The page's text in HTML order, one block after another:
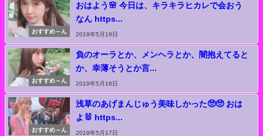
おすすめ～ん
おはよう🌸 今日は、キラキラヒカレで会おう
なん https...
2019年5月19日
おすすめ～ん
負のオーラとか、メンヘラとか、闇抱えてると
か、幸薄そうとか言...
2019年5月18日
おすすめ～ん
浅草のあげまんじゅう美味しかった🥺🥺 おは
よ🐰 https...
2019年5月17日